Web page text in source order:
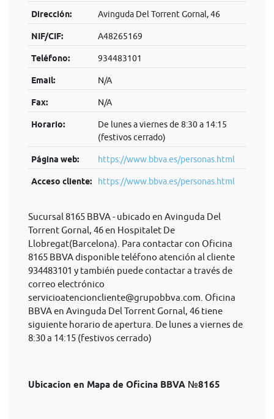
Dirección: Avinguda Del Torrent Gornal, 46
NIF/CIF: A48265169
Teléfono: 934483101
Email: N/A
Fax: N/A
Horario:
De lunes a viernes de 8:30 a 14:15
(festivos cerrado)
Página web: https://www.bbva.es/personas.html
Acceso cliente: https://www.bbva.es/personas.html
Sucursal 8165 BBVA - ubicado en Avinguda Del
Torrent Gornal, 46 en Hospitalet De
Llobregat(Barcelona). Para contactar con Oficina
8165 BBVA disponible teléfono atención al cliente
934483101 y también puede contactar a través de
correo electrónico
servicioatencioncliente@grupobbva.com . Oficina
BBVA en Avinguda Del Torrent Gornal, 46 tiene
siguiente horario de apertura. De lunes a viernes de
8:30 a 14:15 (festivos cerrado)
Ubicacion en Mapa de Oficina BBVA №8165